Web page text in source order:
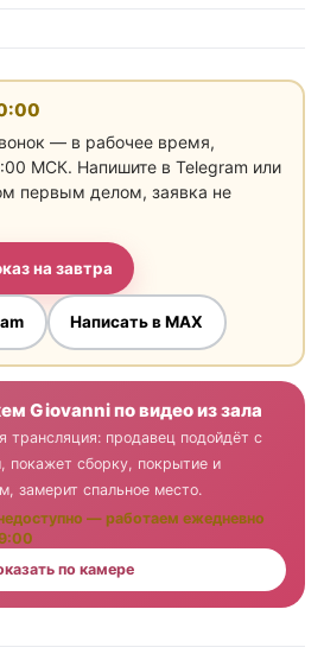
— в рабочее время,
МСК. Напишите в Telegram или
первым делом, заявка не
на завтра
Написать в MAX
Giovanni по видео из зала
трансляция: продавец подойдёт с
покажет сборку, покрытие и
замерит спальное место.
— работаем ежедневно
по камере